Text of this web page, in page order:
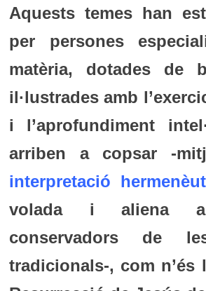
Aquests temes han
per persones
matèria, dotades de
il·lustrades amb
i l’aprofundiment
arriben a copsar -
interpretació
volada i aliena
conservadors de
tradicionals-, com n’és